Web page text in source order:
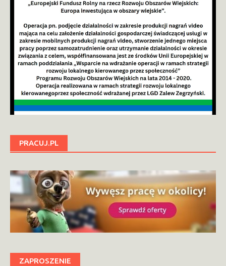
PRACUJ.PL
ZAPROSZENIE